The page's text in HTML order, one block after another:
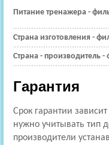
Питание тренажера -
Страна изготовления -
Страна - производитель -
Гарантия
Срок гарантии
нужно учитывать тип
производители